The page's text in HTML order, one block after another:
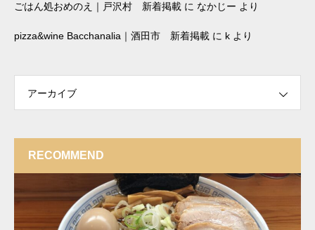
ごはん処おめのえ｜戸沢村 新着掲載 に なかじー より
pizza&wine Bacchanalia｜酒田市 新着掲載 に k より
アーカイブ
RECOMMEND